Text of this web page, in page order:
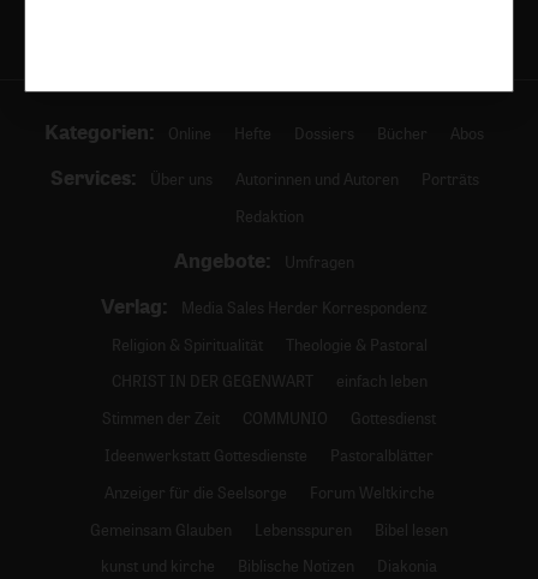
Kategorien: Online Hefte Dossiers Bücher Abos
Services: Über uns Autorinnen und Autoren
Porträts
Redaktion
Angebote: Umfragen
Verlag:
Media Sales Herder Korrespondenz
Religion & Spiritualität
Theologie & Pastoral
CHRIST IN DER GEGENWART
einfach leben
Stimmen der Zeit
COMMUNIO
Gottesdienst
Ideenwerkstatt Gottesdienste
Pastoralblätter
Anzeiger für die Seelsorge
Forum Weltkirche
Gemeinsam Glauben
Lebensspuren
Bibel lesen
kunst und kirche
Biblische Notizen
Diakonia